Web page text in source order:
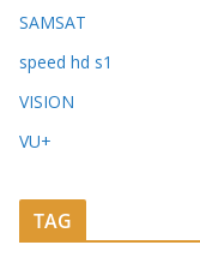
SAMSAT
speed hd s1
VISION
VU+
TAG